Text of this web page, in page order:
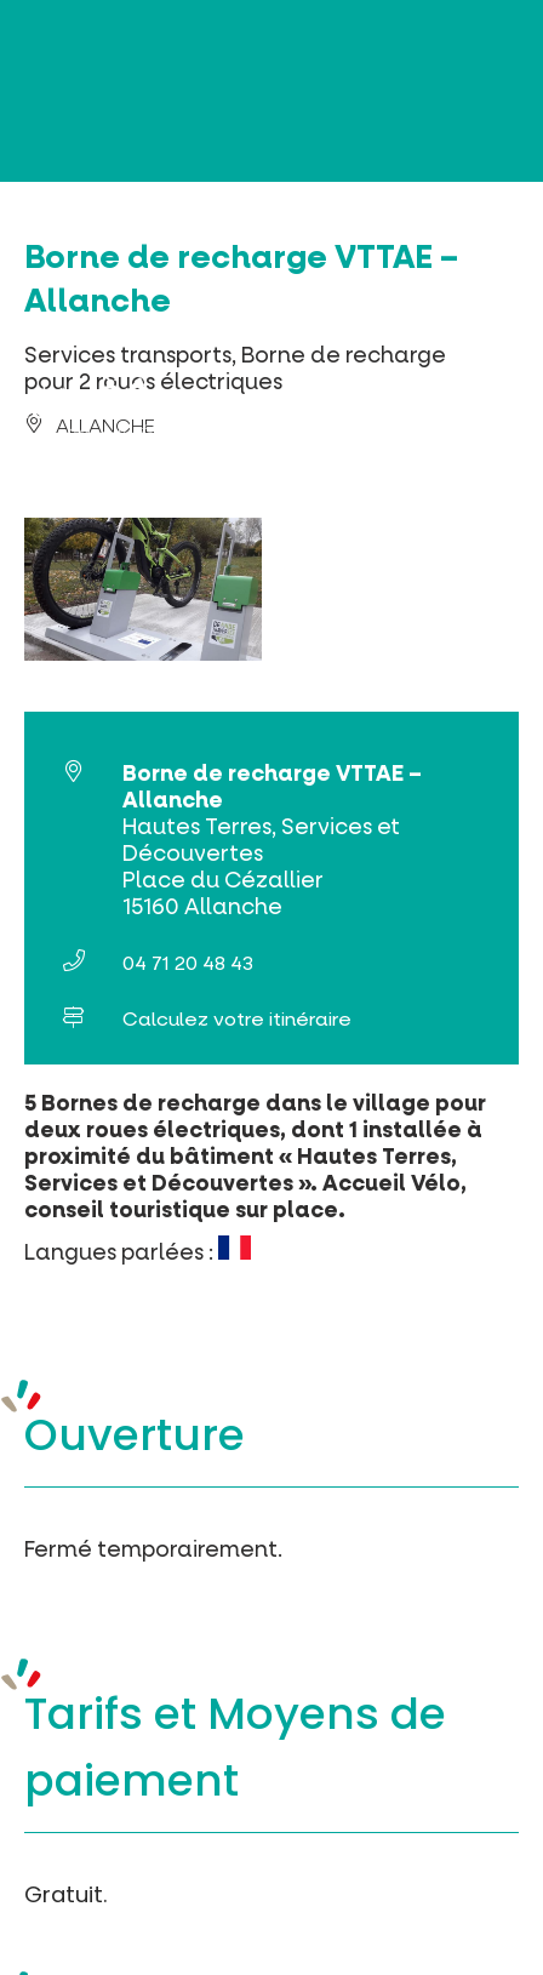
Billetterie en ligne
Tribus et groupes
INCONTOURNABLES
Borne de recharge VTTAE –
Allanche
Services transports, Borne de recharge
pour 2 roues électriques
ALLANCHE
5 Bornes de recharge dans le village pour
deux roues électriques, dont 1 installée à
proximité du bâtiment « Hautes Terres,
Services et Découvertes ». Accueil Vélo,
conseil touristique sur place.
Langues parlées :
Ouverture
Fermé temporairement.
Tarifs et Moyens de
paiement
Gratuit.
Borne de recharge VTTAE –
Allanche
Hautes Terres, Services et
Découvertes
Place du Cézallier
15160 Allanche
04 71 20 48 43
Calculez votre itinéraire